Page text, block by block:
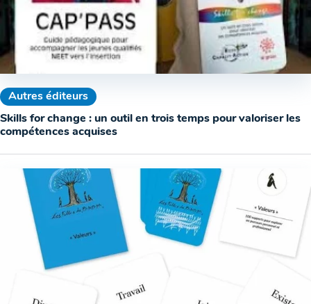
Autres éditeurs
Skills for change : un outil en trois temps pour valoriser les
compétences acquises